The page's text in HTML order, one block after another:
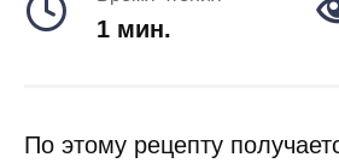
1 мин.
По этому рецепту